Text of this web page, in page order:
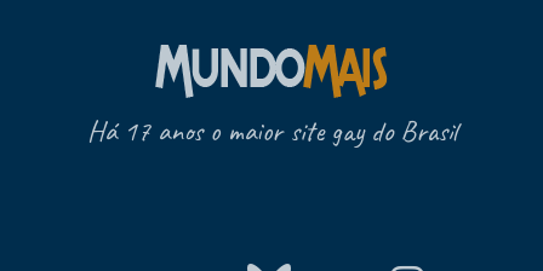
Há 17 anos o maior site gay do Brasil